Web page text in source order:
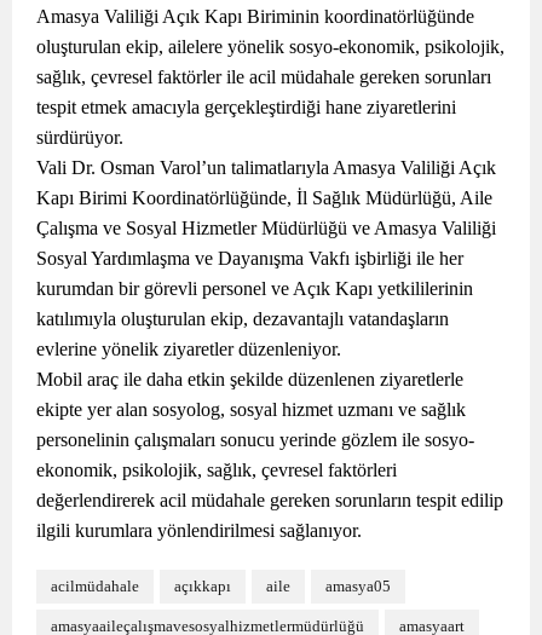
Amasya Valiliği Açık Kapı Biriminin koordinatörlüğünde
oluşturulan ekip, ailelere yönelik sosyo-ekonomik, psikolojik,
sağlık, çevresel faktörler ile acil müdahale gereken sorunları
tespit etmek amacıyla gerçekleştirdiği hane ziyaretlerini
sürdürüyor.
Vali Dr. Osman Varol’un talimatlarıyla Amasya Valiliği Açık
Kapı Birimi Koordinatörlüğünde, İl Sağlık Müdürlüğü, Aile
Çalışma ve Sosyal Hizmetler Müdürlüğü ve Amasya Valiliği
Sosyal Yardımlaşma ve Dayanışma Vakfı işbirliği ile her
kurumdan bir görevli personel ve Açık Kapı yetkililerinin
katılımıyla oluşturulan ekip, dezavantajlı vatandaşların
evlerine yönelik ziyaretler düzenleniyor.
Mobil araç ile daha etkin şekilde düzenlenen ziyaretlerle
ekipte yer alan sosyolog, sosyal hizmet uzmanı ve sağlık
personelinin çalışmaları sonucu yerinde gözlem ile sosyo-
ekonomik, psikolojik, sağlık, çevresel faktörleri
değerlendirerek acil müdahale gereken sorunların tespit edilip
ilgili kurumlara yönlendirilmesi sağlanıyor.
acilmüdahale açıkkapı aile amasya05
amasyaaileçalışmavesosyalhizmetlermüdürlüğü amasyaart